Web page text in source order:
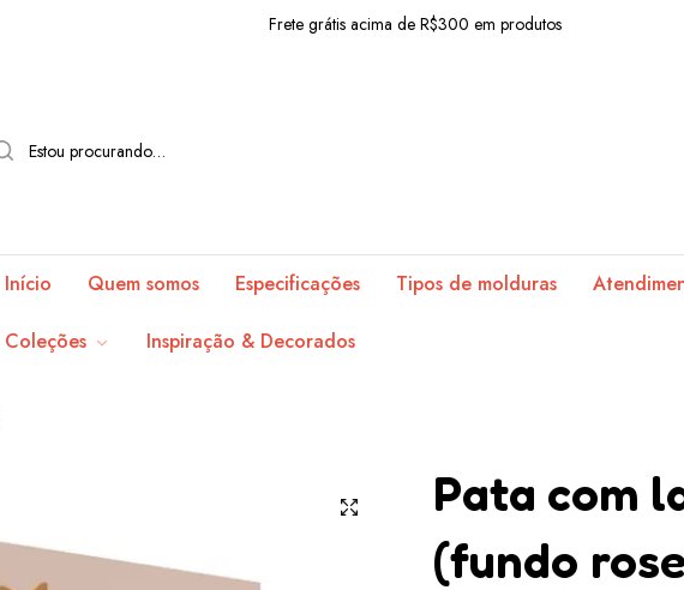
Frete grátis acima de R$300 em produtos
Frete grátis acima de R$300 em produtos
Início Quem somos Especificações Tipos de molduras
Coleções Inspiração & Decorados
Pata com
(fundo